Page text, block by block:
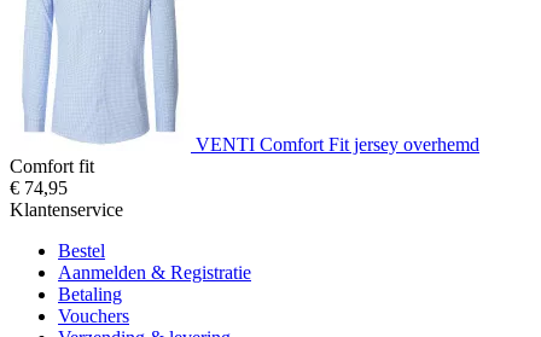
VENTI Comfort Fit jersey overhemd
Comfort fit
€ 74,95
Klantenservice
Bestel
Aanmelden & Registratie
Betaling
Vouchers